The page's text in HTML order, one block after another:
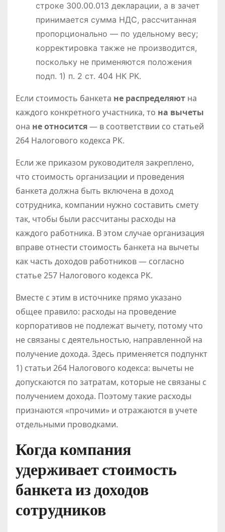
строке 300.00.013 декларации, а в зачет
принимается сумма НДС, рассчитанная
пропорционально — по удельному весу;
корректировка также не производится,
поскольку не применяются положения
подп. 1) п. 2 ст. 404 НК РК.
Если стоимость банкета не распределяют на
каждого конкретного участника, то на вычеты
она не относится— в соответствии со статьей
264 Налогового кодекса РК.
Если же приказом руководителя закреплено,
что стоимость организации и проведения
банкета должна быть включена в доход
сотрудника, компании нужно составить смету
так, чтобы были рассчитаны расходы на
каждого работника. В этом случае организация
вправе отнести стоимость банкета на вычеты
как часть доходов работников — согласно
статье 257 Налогового кодекса РК.
Вместе с этим в источнике прямо указано
общее правило: расходы на проведение
корпоративов не подлежат вычету, потому что
не связаны с деятельностью, направленной на
получение дохода. Здесь применяется подпункт
1) статьи 264 Налогового кодекса: вычеты не
допускаются по затратам, которые не связаны с
получением дохода. Поэтому такие расходы
признаются «прочими» и отражаются в учете
отдельными проводками.
Когда компания
удерживает стоимость
банкета из доходов
сотрудников